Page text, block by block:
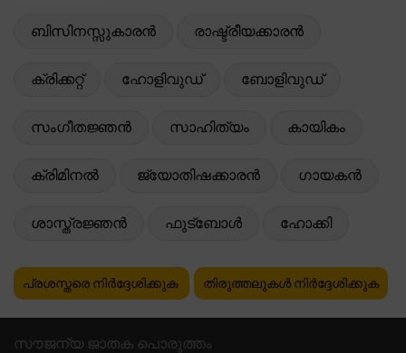
ബിസിനസ്സുകാരൻ രാഷ്ട്രീയക്കാരൻ
ക്രിക്കറ്റ് ഹോളിവുഡ് ബോളിവുഡ്
സംഗീതജ്ഞൻ സാഹിത്യം കായികം
ക്രിമിനൽ ജ്യോതിഷക്കാരൻ ഗായകൻ
ശാസ്ത്രജ്ഞൻ ഫുട്ബോൾ ഹോക്കി
പ്രശസ്തരെ നിർദ്ദേശിക്കുക തിരുത്തലുകൾ നിർദ്ദേശിക്കുക
സൗജന്യ ജാതക പൊരുത്തം